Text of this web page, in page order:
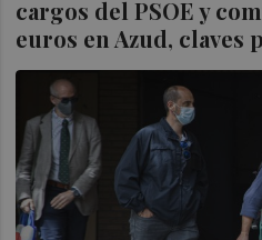
cargos del PSOE y
euros en Azud, claves